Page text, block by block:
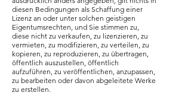
diesen Bedingungen als Schaffung einer
Lizenz an oder unter solchen geistigen
Eigentumsrechten, und Sie stimmen zu,
diese nicht zu verkaufen, zu lizenzieren, zu
vermieten, zu modifizieren, zu verteilen, zu
kopieren, zu reproduzieren, zu übertragen,
öffentlich auszustellen, öffentlich
aufzuführen, zu veröffentlichen, anzupassen,
zu bearbeiten oder davon abgeleitete Werke
zu erstellen.